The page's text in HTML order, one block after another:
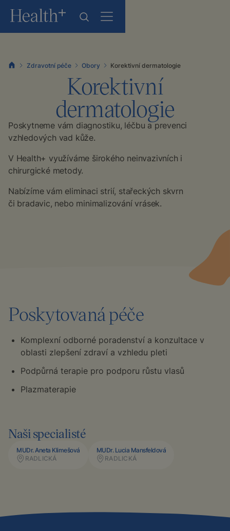
Zdravotní péče Obory Korektivní dermatologie
Korektivní
dermatologie
Poskytneme vám diagnostiku, léčbu a prevenci
vzhledových vad kůže.
V Health+ využíváme širokého neinvazivních i
chirurgické metody.
Nabízíme vám eliminaci strií, stařeckých skvrn
či bradavic, nebo minimalizování vrásek.
Poskytovaná péče
Komplexní odborné poradenství a konzultace v
oblasti zlepšení zdraví a vzhledu pleti
Podpůrná terapie pro podporu růstu vlasů
Plazmaterapie
Naši specialisté
MUDr. Aneta Klimešová
RADLICKÁ
MUDr. Lucia Mansfeldová
RADLICKÁ